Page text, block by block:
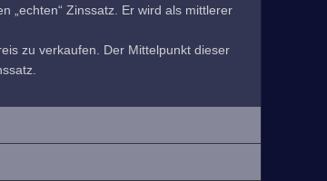
„echten“ Zinssatz. Er wird als mittlerer
zu verkaufen. Der Mittelpunkt dieser